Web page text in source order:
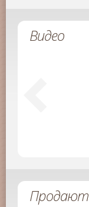
Видео